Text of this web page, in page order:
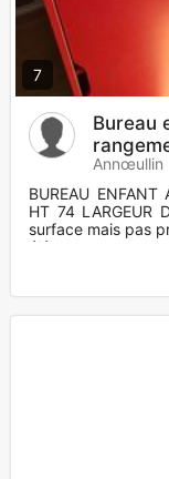
7
Bureau
Annœullin
BUREAU ENFANT
HT 74 LARGEUR
surface mais pas
éléments